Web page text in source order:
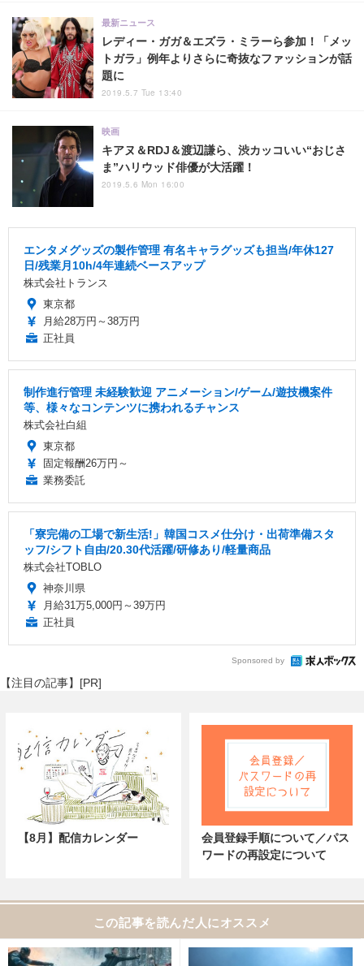
レディー・ガガ＆エズラ・ミラーら参加！「メッ
トガラ」例年よりさらに奇抜なファッションが話
題に
最新ニュース
2019.5.7 Tue 13:40
キアヌ＆RDJ＆渡辺謙ら、渋カッコいい“おじさ
ま”ハリウッド俳優が大活躍！
映画
2019.5.6 Mon 16:00
エンタメグッズの製作管理 有名キャラグッズも担当/年休127
日/残業月10h/4年連続ベースアップ
株式会社トランス
東京都
月給28万円～38万円
正社員
制作進行管理 未経験歓迎 アニメーション/ゲーム/遊技機案件
等、様々なコンテンツに携われるチャンス
株式会社白組
東京都
固定報酬26万円～
業務委託
「寮完備の工場で新生活!」韓国コスメ仕分け・出荷準備スタ
ッフ/シフト自由/20.30代活躍/研修あり/軽量商品
株式会社TOBLO
神奈川県
月給31万5,000円～39万円
正社員
Sponsored by
【注目の記事】[PR]
【8月】配信カレンダー
会員登録手順について／パス
ワードの再設定について
この記事を読んだ人にオススメ